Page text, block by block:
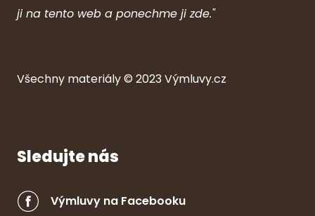
ji na tento web a ponechme ji zde."
Všechny materiály © 2023Výmluvy.cz
Sledujte nás
Výmluvy na Facebooku